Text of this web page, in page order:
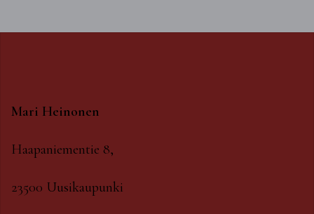
Mari Heinonen
Haapaniementie 8,
23500 Uusikaupunki